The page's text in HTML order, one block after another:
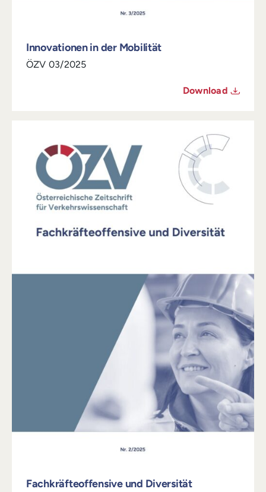
Innovationen in der Mobilität
ÖZV 03/2025
Download
Fachkräfteoffensive und Diversität